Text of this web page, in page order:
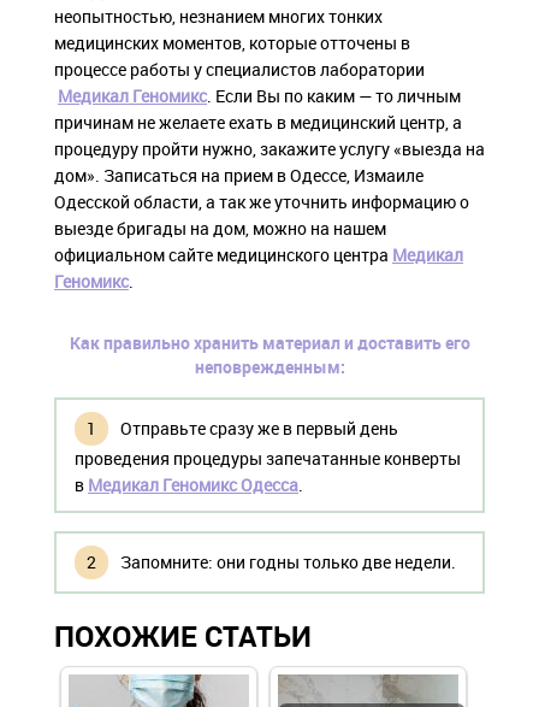
неопытностью, незнанием многих тонких
медицинских моментов, которые отточены в
процессе работы у специалистов лаборатории
Медикал Геномикс . Если Вы по каким — то личным
причинам не желаете ехать в медицинский центр, а
процедуру пройти нужно, закажите услугу «выезда на
дом». Записаться на прием в Одессе, Измаиле
Одесской области, а так же уточнить информацию о
выезде бригады на дом, можно на нашем
официальном сайте медицинского центра Медикал
Геномикс
Как правильно хранить материал и доставить его
неповрежденным:
Отправьте сразу же в первый день
проведения процедуры запечатанные конверты
в Медикал Геномикс Одесса
Запомните: они годны только две недели.
ПОХОЖИЕ СТАТЬИ